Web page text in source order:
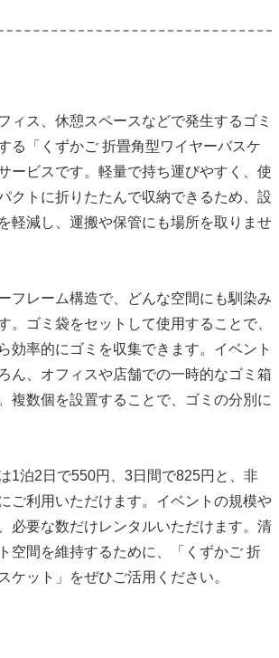
ィス、休憩スペースなどで発生するゴミ
る「くずかご 折畳角型ワイヤーバスケ
ービスです。軽量で持ち運びやすく、使
クトに折りたたんで収納できるため、設
軽減し、運搬や保管にも場所を取りませ
フレーム構造で、どんな空間にも馴染み
。ゴミ袋をセットして使用することで、
効率的にゴミを収集できます。イベント
ん、オフィスや店舗での一時的なゴミ箱
複数個を設置することで、ゴミの分別に
1泊2日で550円、3日間で825円と、非
ご利用いただけます。イベントの規模や
必要な数だけレンタルいただけます。清
空間を維持するために、「くずかご 折
ケット」をぜひご活用ください。